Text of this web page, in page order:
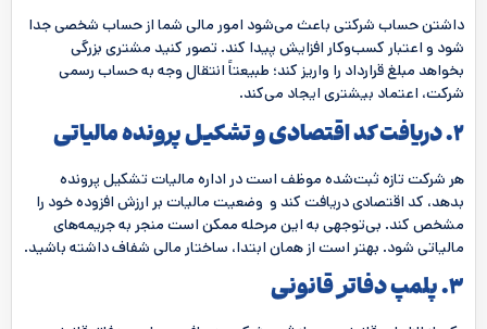
داشتن حساب شرکتی باعث می‌شود امور مالی شما از حساب شخصی جدا
شود و اعتبار کسب‌وکار افزایش پیدا کند. تصور کنید مشتری بزرگی
بخواهد مبلغ قرارداد را واریز کند؛ طبیعتاً انتقال وجه به حساب رسمی
شرکت، اعتماد بیشتری ایجاد می‌کند.
۲. دریافت کد اقتصادی و تشکیل پرونده مالیاتی
هر شرکت تازه ثبت‌شده موظف است در اداره مالیات تشکیل پرونده
بدهد، کد اقتصادی دریافت کند و وضعیت مالیات بر ارزش افزوده خود را
مشخص کند. بی‌توجهی به این مرحله ممکن است منجر به جریمه‌های
مالیاتی شود. بهتر است از همان ابتدا، ساختار مالی شفاف داشته باشید.
۳. پلمپ دفاتر قانونی